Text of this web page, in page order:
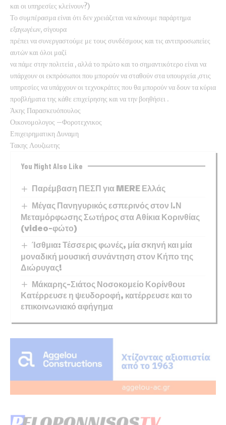
και οι υπηρεσίες κλείνουν?)
Το συμπέρασμα είναι ότι δεν χρειάζεται να κάνουμε παράρτημα
εξαγωγέων, σίγουρα
πρέπει να συνεργαστούμε με τους συνδέσμους και τις αντιπροσωπείες
αυτών και όλοι μαζί
να πάμε στην πολιτεία , αλλά το πρώτο και το σημαντικότερο είναι να
υπάρχουν οι εκπρόσωποι που μπορούν να σταθούν στα υπουργεία ,στις
υπηρεσίες να υπάρχουν οι τεχνοκράτες που θα μπορούν να δουν τα κύρια
προβλήματα της κάθε επιχείρησης και να την βοηθήσει .
Άκης Παρασκευόπουλος
Οικονομολογος –Φοροτεχνικος
Επιχειρηματικη Δυναμη
Τακης Λουζιωτης
You Might Also Like
Παρέμβαση ΠΕΣΠ για MERE Ελλάς
Μέγας Πανηγυρικός εσπερινός στον Ι.Ν
Μεταμόρφωσης Σωτήρος στα Αθίκια Κορινθίας
(video-φώτο)
Ίσθμια: Τέσσερις φωνές, μία σκηνή και μία
μοναδική μουσική συνάντηση στον Κήπο της
Διώρυγας!
Μάκαρης-Σιάτος Νοσοκομείο Κορίνθου:
Κατέρρευσε η ψευδοροφή, κατέρρευσε και το
επικοινωνιακό αφήγημα